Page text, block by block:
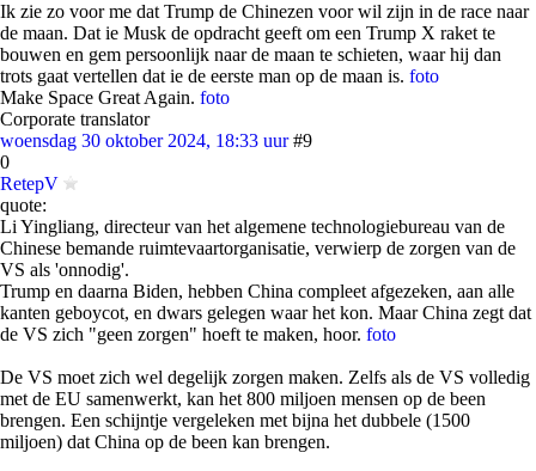
Ik zie zo voor me dat Trump de Chinezen voor wil zijn in de race naar
de maan. Dat ie Musk de opdracht geeft om een Trump X raket te
bouwen en gem persoonlijk naar de maan te schieten, waar hij dan
trots gaat vertellen dat ie de eerste man op de maan is. foto
Make Space Great Again. foto
Corporate translator
woensdag 30 oktober 2024, 18:33 uur #9
0
RetepV
quote:
Li Yingliang, directeur van het algemene technologiebureau van de
Chinese bemande ruimtevaartorganisatie, verwierp de zorgen van de
VS als 'onnodig'.
Trump en daarna Biden, hebben China compleet afgezeken, aan alle
kanten geboycot, en dwars gelegen waar het kon. Maar China zegt dat
de VS zich "geen zorgen" hoeft te maken, hoor. foto
De VS moet zich wel degelijk zorgen maken. Zelfs als de VS volledig
met de EU samenwerkt, kan het 800 miljoen mensen op de been
brengen. Een schijntje vergeleken met bijna het dubbele (1500
miljoen) dat China op de been kan brengen.